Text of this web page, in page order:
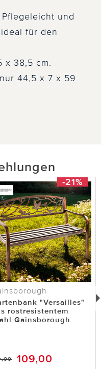
und
für den
x 38,5 cm.
44,5 x 7 x 59
-21%
"Versailles"
rostresistentem
Gainsborough
109,00